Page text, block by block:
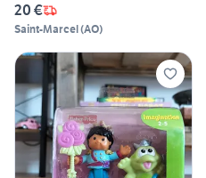
20 €
Saint-Marcel(AO)